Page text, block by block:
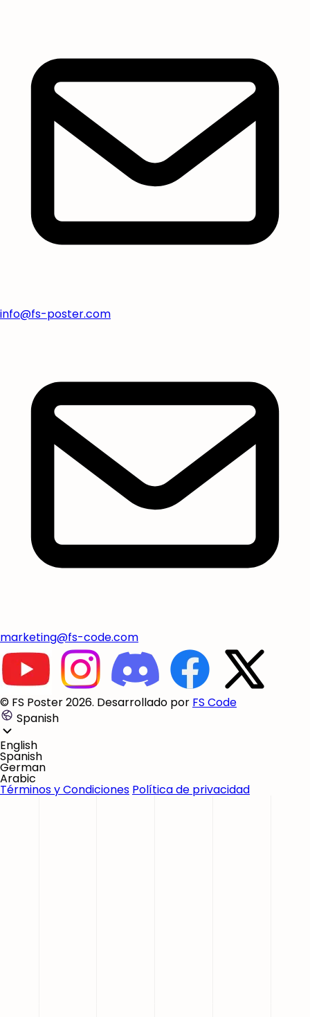
info@fs-poster.com
marketing@fs-code.com
© FS Poster 2026. Desarrollado por FS Code
Spanish
English
Spanish
German
Arabic
Términos y Condiciones Política de privacidad